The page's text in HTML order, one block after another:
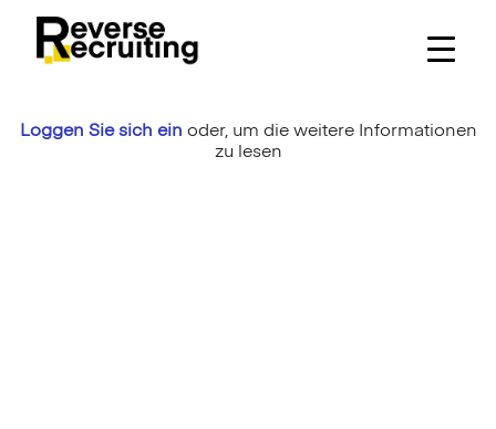
content
Loggen Sie sich ein oder, um die weitere Informationen
zu lesen